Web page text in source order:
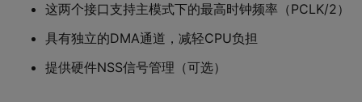
这两个接口支持主模式下的最高时钟频率（PCLK/2）
具有独立的DMA通道，减轻CPU负担
提供硬件NSS信号管理（可选）